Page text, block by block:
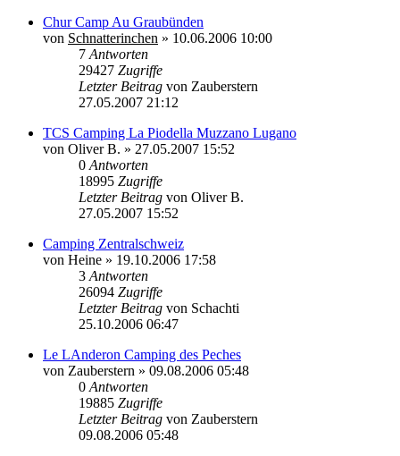
Chur Camp Au Graubünden
von Schnatterinchen » 10.06.2006 10:00
7 Antworten
29427 Zugriffe
Letzter Beitrag von Zauberstern
27.05.2007 21:12
TCS Camping La Piodella Muzzano Lugano
von Oliver B. » 27.05.2007 15:52
0 Antworten
18995 Zugriffe
Letzter Beitrag von Oliver B.
27.05.2007 15:52
Camping Zentralschweiz
von Heine » 19.10.2006 17:58
3 Antworten
26094 Zugriffe
Letzter Beitrag von Schachti
25.10.2006 06:47
Le LAnderon Camping des Peches
von Zauberstern » 09.08.2006 05:48
0 Antworten
19885 Zugriffe
Letzter Beitrag von Zauberstern
09.08.2006 05:48